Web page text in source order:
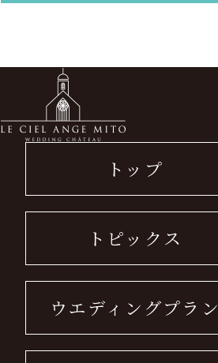
トップ
トピックス
ウエディングプラン